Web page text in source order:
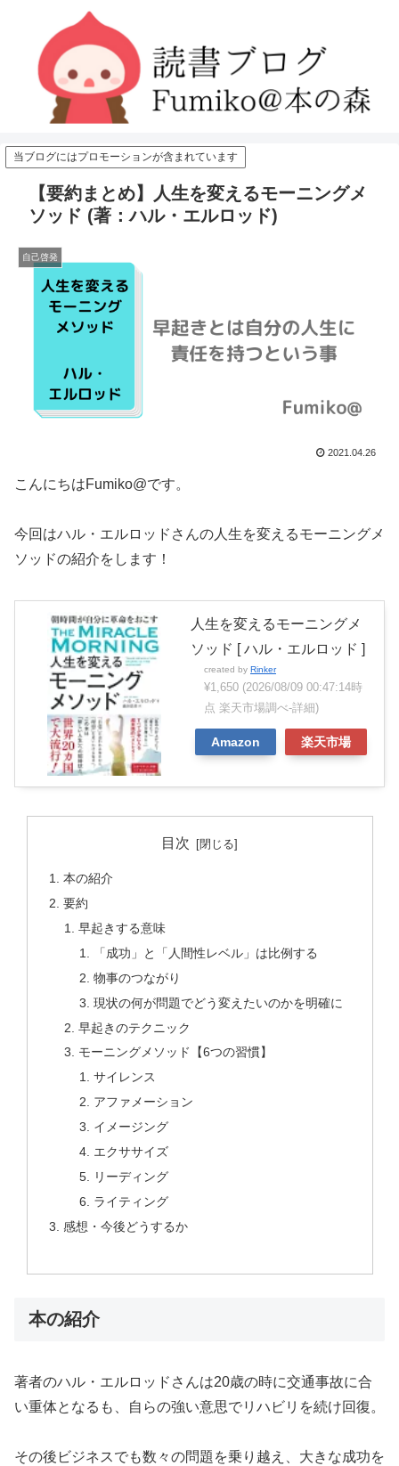
当ブログにはプロモーションが含まれています
【要約まとめ】人生を変えるモーニングメ
ソッド (著：ハル・エルロッド)
自己啓発
2021.04.26
こんにちはFumiko@です。
今回はハル・エルロッドさんの人生を変えるモーニングメ
ソッドの紹介をします！
人生を変えるモーニングメ
ソッド [ ハル・エルロッド ]
created by Rinker
¥1,650 (2026/08/09 00:47:14時
点 楽天市場調べ-詳細)
Amazon 楽天市場
目次
本の紹介
要約
早起きする意味
「成功」と「人間性レベル」は比例する
物事のつながり
現状の何が問題でどう変えたいのかを明確に
早起きのテクニック
モーニングメソッド【6つの習慣】
サイレンス
アファメーション
イメージング
エクササイズ
リーディング
ライティング
感想・今後どうするか
本の紹介
著者のハル・エルロッドさんは20歳の時に交通事故に合
い重体となるも、自らの強い意思でリハビリを続け回復。
その後ビジネスでも数々の問題を乗り越え、大きな成功を